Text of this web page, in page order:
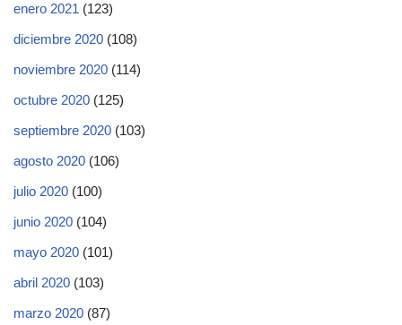
enero 2021 (123)
diciembre 2020 (108)
noviembre 2020 (114)
octubre 2020 (125)
septiembre 2020 (103)
agosto 2020 (106)
julio 2020 (100)
junio 2020 (104)
mayo 2020 (101)
abril 2020 (103)
marzo 2020 (87)